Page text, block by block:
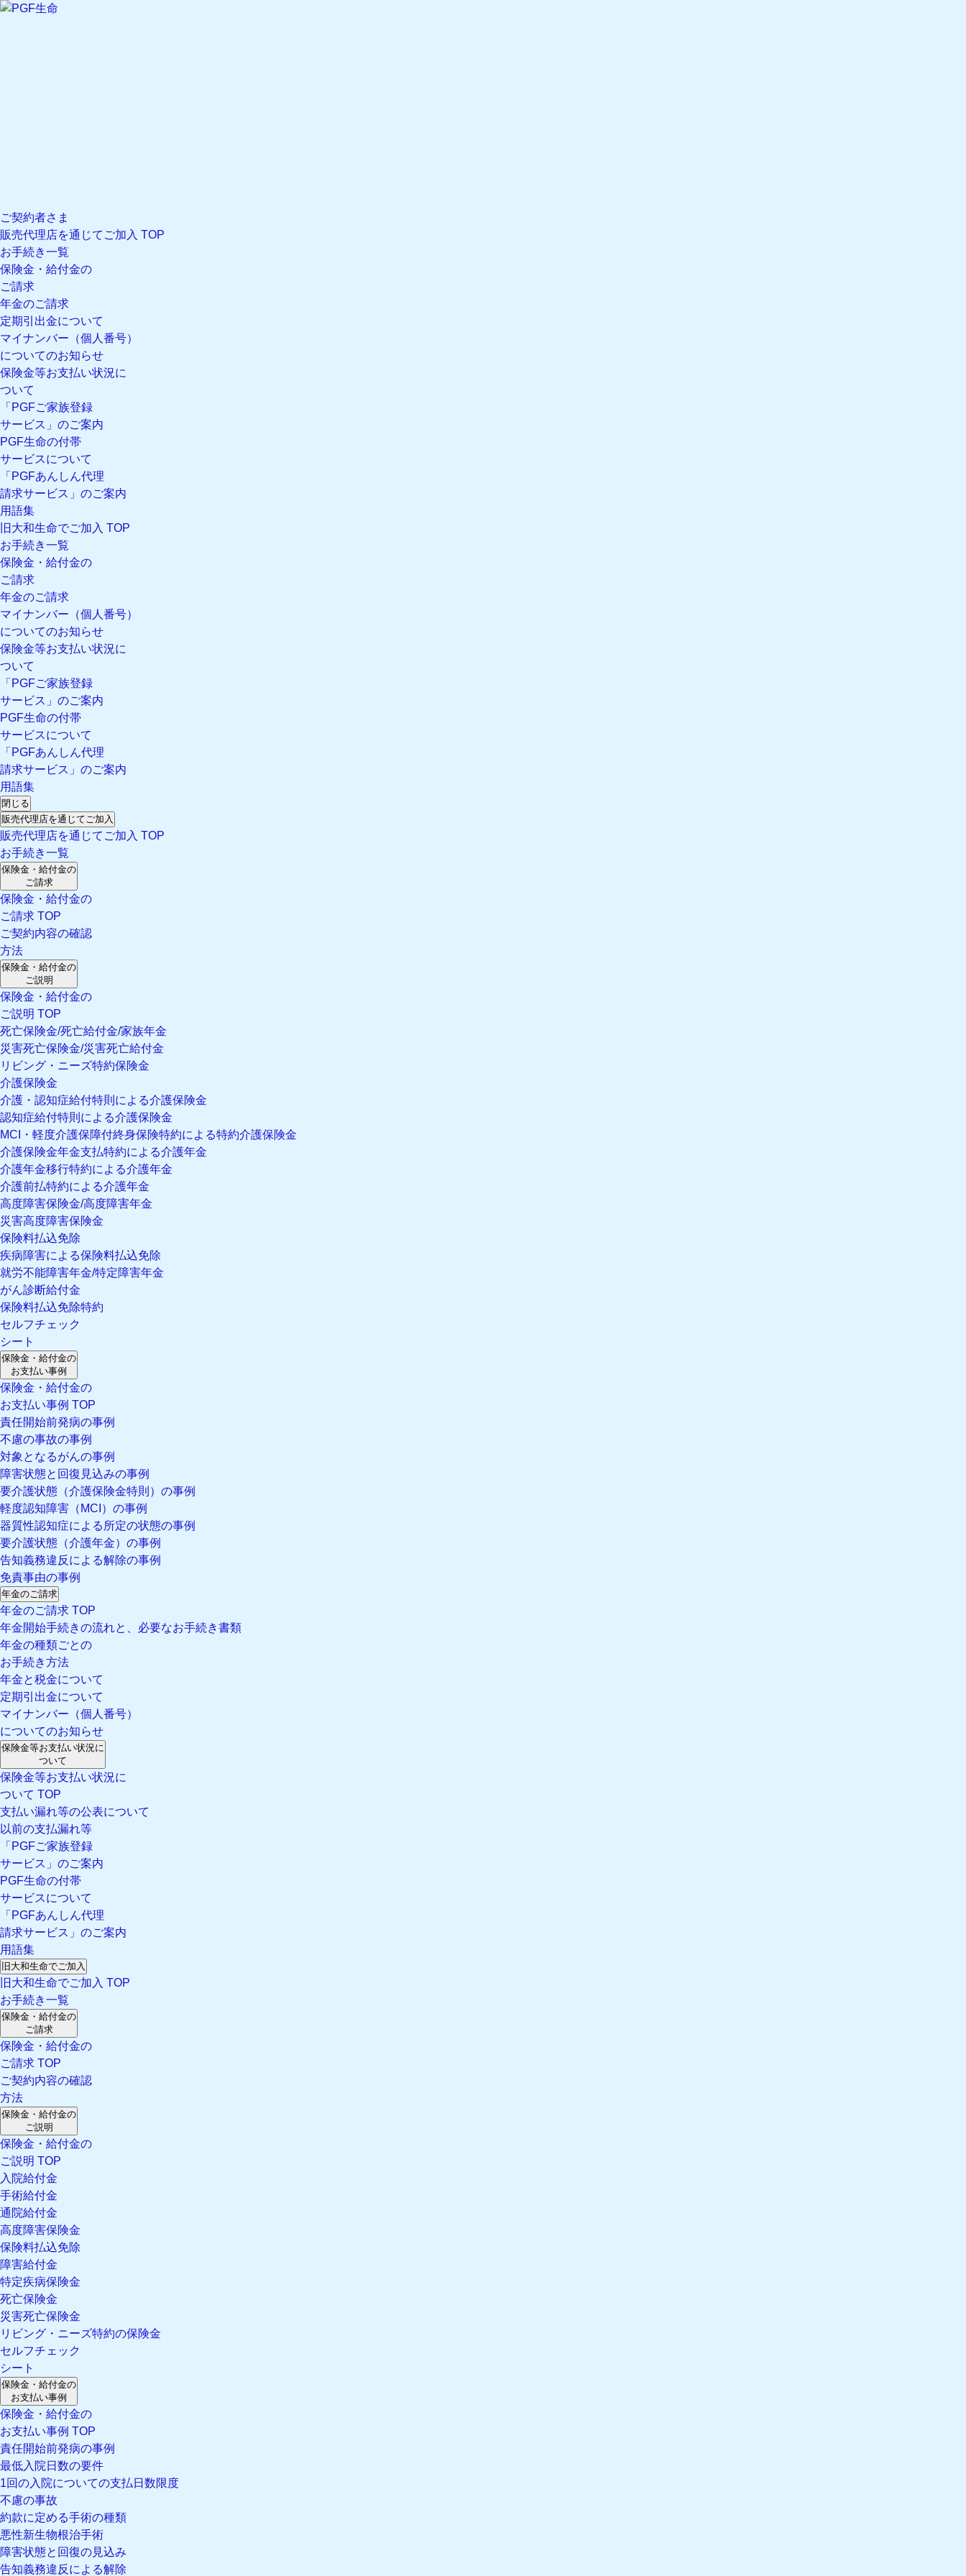
ご契約者さま
販売代理店を通じてご加入 TOP
お手続き一覧
保険金・給付金の
ご請求
年金のご請求
定期引出金について
マイナンバー（個人番号）
についてのお知らせ
保険金等お支払い状況に
ついて
「PGFご家族登録
サービス」のご案内
PGF生命の付帯
サービスについて
「PGFあんしん代理
請求サービス」のご案内
用語集
旧大和生命でご加入 TOP
お手続き一覧
保険金・給付金の
ご請求
年金のご請求
マイナンバー（個人番号）
についてのお知らせ
保険金等お支払い状況に
ついて
「PGFご家族登録
サービス」のご案内
PGF生命の付帯
サービスについて
「PGFあんしん代理
請求サービス」のご案内
用語集
閉じる
販売代理店を通じてご加入
販売代理店を通じてご加入 TOP
お手続き一覧
保険金・給付金の
ご請求
保険金・給付金の
ご請求 TOP
ご契約内容の確認
方法
保険金・給付金の
ご説明
保険金・給付金の
ご説明 TOP
死亡保険金/死亡給付金/家族年金
災害死亡保険金/災害死亡給付金
リビング・ニーズ特約保険金
介護保険金
介護・認知症給付特則による介護保険金
認知症給付特則による介護保険金
MCI・軽度介護保障付終身保険特約による特約介護保険金
介護保険金年金支払特約による介護年金
介護年金移行特約による介護年金
介護前払特約による介護年金
高度障害保険金/高度障害年金
災害高度障害保険金
保険料払込免除
疾病障害による保険料払込免除
就労不能障害年金/特定障害年金
がん診断給付金
保険料払込免除特約
セルフチェック
シート
保険金・給付金の
お支払い事例
保険金・給付金の
お支払い事例 TOP
責任開始前発病の事例
不慮の事故の事例
対象となるがんの事例
障害状態と回復見込みの事例
要介護状態（介護保険金特則）の事例
軽度認知障害（MCI）の事例
器質性認知症による所定の状態の事例
要介護状態（介護年金）の事例
告知義務違反による解除の事例
免責事由の事例
年金のご請求
年金のご請求 TOP
年金開始手続きの流れと、必要なお手続き書類
年金の種類ごとの
お手続き方法
年金と税金について
定期引出金について
マイナンバー（個人番号）
についてのお知らせ
保険金等お支払い状況に
ついて
保険金等お支払い状況に
ついて TOP
支払い漏れ等の公表について
以前の支払漏れ等
「PGFご家族登録
サービス」のご案内
PGF生命の付帯
サービスについて
「PGFあんしん代理
請求サービス」のご案内
用語集
旧大和生命でご加入
旧大和生命でご加入 TOP
お手続き一覧
保険金・給付金の
ご請求
保険金・給付金の
ご請求 TOP
ご契約内容の確認
方法
保険金・給付金の
ご説明
保険金・給付金の
ご説明 TOP
入院給付金
手術給付金
通院給付金
高度障害保険金
保険料払込免除
障害給付金
特定疾病保険金
死亡保険金
災害死亡保険金
リビング・ニーズ特約の保険金
セルフチェック
シート
保険金・給付金の
お支払い事例
保険金・給付金の
お支払い事例 TOP
責任開始前発病の事例
最低入院日数の要件
1回の入院についての支払日数限度
不慮の事故
約款に定める手術の種類
悪性新生物根治手術
障害状態と回復の見込み
告知義務違反による解除